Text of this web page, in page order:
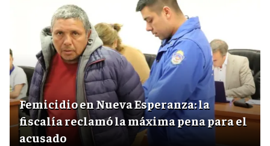
Femicidio en Nueva Esperanza: la
fiscalía reclamó la máxima pena para el
acusado